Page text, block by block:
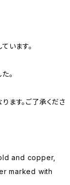
います。
。
ます。ご了承くださ
and copper,
marked with